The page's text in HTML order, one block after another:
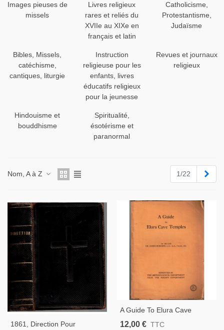
Images pieuses de
missels
Livres religieux
rares et reliés du
XVIIe au XIXe en
français et latin
Catholicisme,
Protestantisme,
Judaïsme
Bibles, Missels,
catéchisme,
cantiques, liturgie
Instruction
religieuse pour les
enfants, livres
éducatifs religieux
pour la jeunesse
Revues et journaux
religieux
Hindouisme et
bouddhisme
Spiritualité,
ésotérisme et
paranormal
Nom, A à Z 1/22
1861, Direction Pour
A Guide To Elura Cave
Temples, James Burgess,
12,00 € TTC